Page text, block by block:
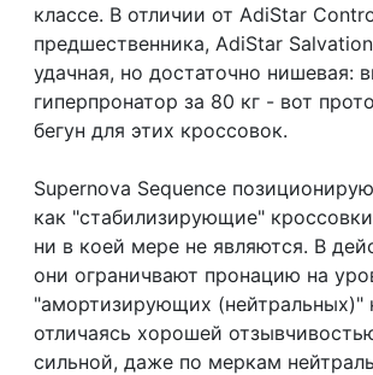
классе. В отличии от АdiStar
предшественника, АdiStar
удачная, но достаточно нишевая:
гиперпронатор за 80 кг - вот
бегун для этих кроссовок.
Supernova Sequence
как "стабилизирующие"
ни в коей мере не являются. В
они ограничвают пронацию на
"амортизирующих (нейтральных)"
отличаясь хорошей
сильной, даже по меркам